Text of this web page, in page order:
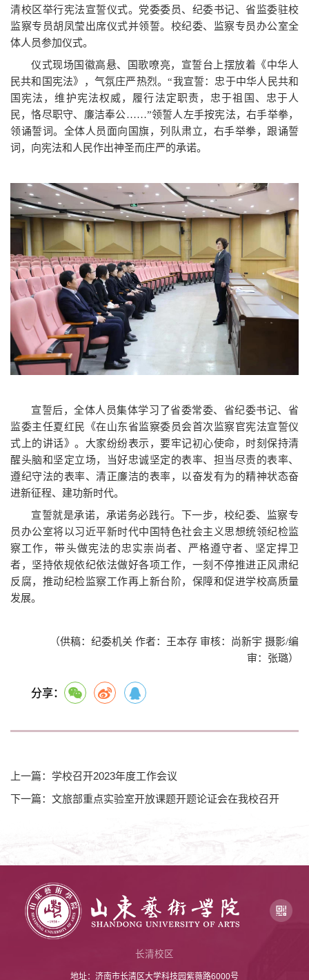
清校区举行宪法宣誓仪式。党委委员、纪委书记、省监委驻校
监察专员胡凤莹出席仪式并领誓。校纪委、监察专员办公室全
体人员参加仪式。
仪式现场国徽高悬、国歌嘹亮，宣誓台上摆放着《中华人
民共和国宪法》，气氛庄严热烈。“我宣誓：忠于中华人民共和
国宪法，维护宪法权威，履行法定职责，忠于祖国、忠于人
民，恪尽职守、廉洁奉公……”领誓人左手按宪法，右手举拳，
领诵誓词。全体人员面向国旗，列队肃立，右手举拳，跟诵誓
词，向宪法和人民作出神圣而庄严的承诺。
宣誓后，全体人员集体学习了省委常委、省纪委书记、省
监委主任夏红民《在山东省监察委员会首次监察官宪法宣誓仪
式上的讲话》。大家纷纷表示，要牢记初心使命，时刻保持清
醒头脑和坚定立场，当好忠诚坚定的表率、担当尽责的表率、
遵纪守法的表率、清正廉洁的表率，以奋发有为的精神状态奋
进新征程、建功新时代。
宣誓就是承诺，承诺务必践行。下一步，校纪委、监察专
员办公室将以习近平新时代中国特色社会主义思想统领纪检监
察工作，带头做宪法的忠实崇尚者、严格遵守者、坚定捍卫
者，坚持依规依纪依法做好各项工作，一刻不停推进正风肃纪
反腐，推动纪检监察工作再上新台阶，保障和促进学校高质量
发展。
（供稿：纪委机关 作者：王本存 审核：尚新宇 摄影/编
审：张璐）
分享：
上一篇：学校召开2023年度工作会议
下一篇：文旅部重点实验室开放课题开题论证会在我校召开
长清校区
地址：济南市长清区大学科技园紫薇路6000号